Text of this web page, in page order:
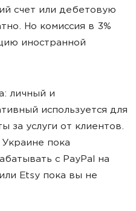
счет или дебетовую
Но комиссия в 3%
иностранной
личный и
используется для
за услуги от клиентов.
пока
с PayPal на
Etsy пока вы не